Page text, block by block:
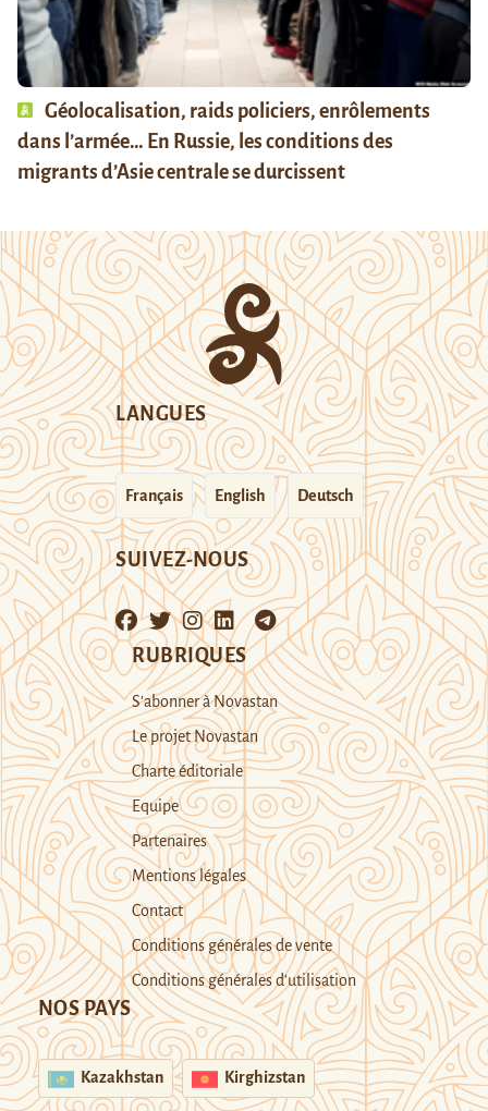
Géolocalisation, raids policiers, enrôlements
dans l’armée… En Russie, les conditions des
migrants d’Asie centrale se durcissent
LANGUES
Français English Deutsch
SUIVEZ-NOUS
RUBRIQUES
S’abonner à Novastan
Le projet Novastan
Charte éditoriale
Equipe
Partenaires
Mentions légales
Contact
Conditions générales de vente
Conditions générales d’utilisation
NOS PAYS
Kazakhstan Kirghizstan